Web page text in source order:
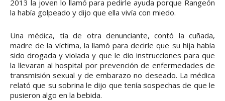
2013 la joven lo llamó para pedirle ayuda porque Rangeón
la había golpeado y dijo que ella vivía con miedo.
Una médica, tía de otra denunciante, contó la cuñada,
madre de la víctima, la llamó para decirle que su hija había
sido drogada y violada y que le dio instrucciones para que
la llevaran al hospital por prevención de enfermedades de
transmisión sexual y de embarazo no deseado. La médica
relató que su sobrina le dijo que tenía sospechas de que le
pusieron algo en la bebida.